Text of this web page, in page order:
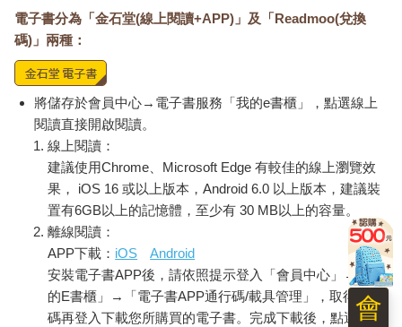
電子書分為「金石堂(線上閱讀+APP)」及「Readmoo(兌換
碼)」兩種：
將儲存於會員中心→電子書服務「我的e書櫃」，點選線上
閱讀直接開啟閱讀。
線上閱讀：
建議使用Chrome、Microsoft Edge 有較佳的線上瀏覽效
果， iOS 16 或以上版本，Android 6.0 以上版本，建議裝
置有6GB以上的記憶體，至少有 30 MB以上的容量。
離線閱讀：
APP下載： iOS
Android
安裝電子書APP後，請依照提示登入「會員中心」→「我
的E書櫃」→「電子書APP通行碼/載具管理」，取得通行
碼再登入下載您所購買的電子書。完成下載後，點選任一
會